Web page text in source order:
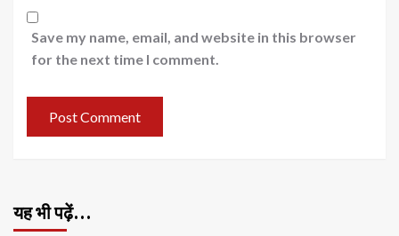
Save my name, email, and website in this browser
for the next time I comment.
यह भी पढ़ें…